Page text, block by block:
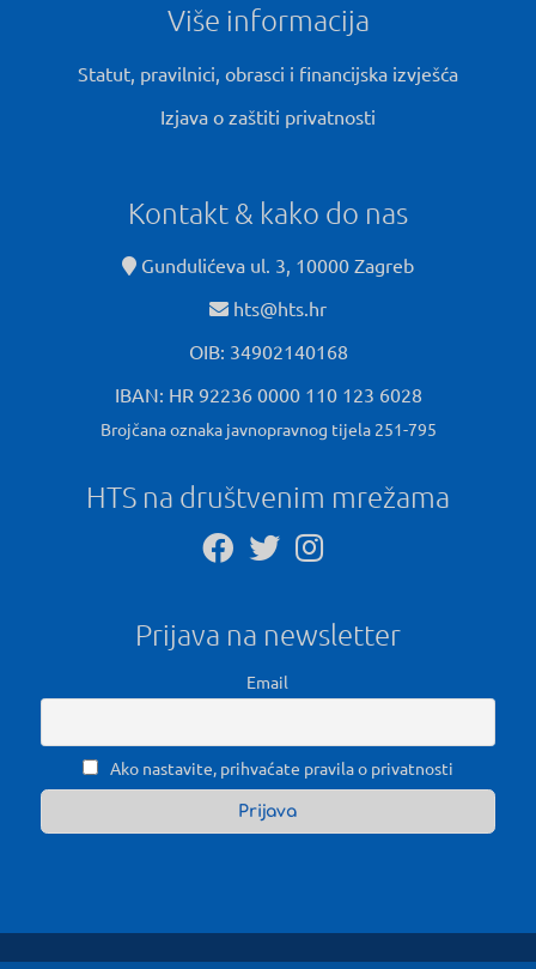
Više informacija
Statut, pravilnici, obrasci i financijska izvješća
Izjava o zaštiti privatnosti
Kontakt & kako do nas
Gundulićeva ul. 3, 10000 Zagreb
hts@hts.hr
OIB: 34902140168
IBAN: HR 92236 0000 110 123 6028
Brojčana oznaka javnopravnog tijela 251-795
HTS na društvenim mrežama
Prijava na newsletter
Email
Ako nastavite, prihvaćate pravila o privatnosti